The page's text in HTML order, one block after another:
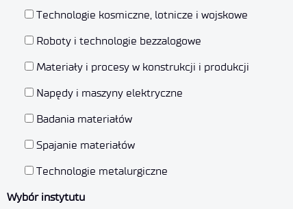
Technologie kosmiczne, lotnicze i wojskowe
Roboty i technologie bezzalogowe
Materiały i procesy w konstrukcji i produkcji
Napędy i maszyny elektryczne
Badania materiałów
Spajanie materiałów
Technologie metalurgiczne
Wybór instytutu